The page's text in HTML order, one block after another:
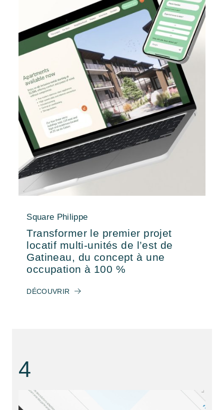
Square Philippe
Transformer le premier projet
locatif multi-unités de l’est de
Gatineau, du concept à une
occupation à 100 %
DÉCOUVRIR
4